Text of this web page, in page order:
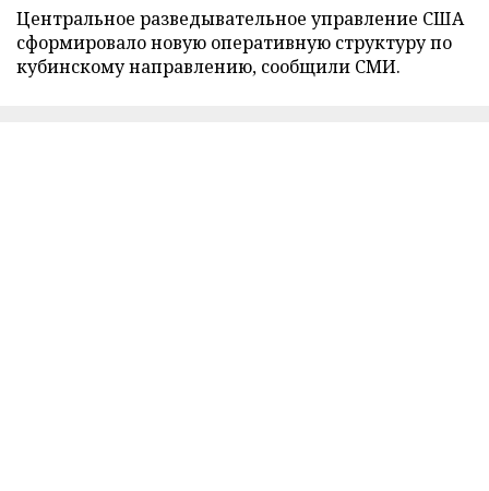
Центральное разведывательное управление США
сформировало новую оперативную структуру по
кубинскому направлению, сообщили СМИ.